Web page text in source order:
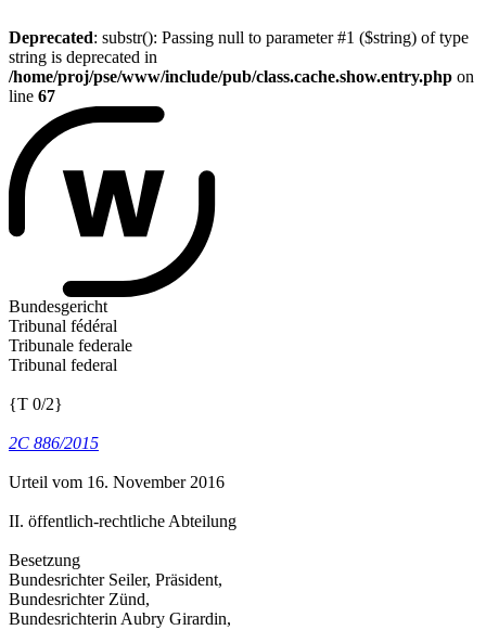
Deprecated: substr(): Passing null to parameter #1 ($string) of type
string is deprecated in
/home/proj/pse/www/include/pub/class.cache.show.entry.php on
line 67
Bundesgericht
Tribunal fédéral
Tribunale federale
Tribunal federal
{T 0/2}
2C 886/2015
Urteil vom 16. November 2016
II. öffentlich-rechtliche Abteilung
Besetzung
Bundesrichter Seiler, Präsident,
Bundesrichter Zünd,
Bundesrichterin Aubry Girardin,